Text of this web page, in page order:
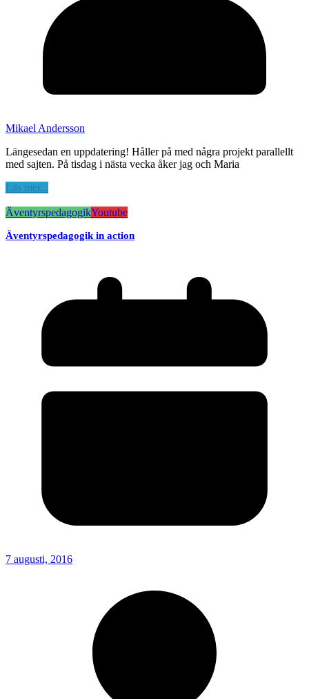
Mikael Andersson
Längesedan en uppdatering! Håller på med några projekt parallellt
med sajten. På tisdag i nästa vecka åker jag och Maria
Läs mer...
ÄventyrspedagogikYoutube
Äventyrspedagogik in action
7 augusti, 2016